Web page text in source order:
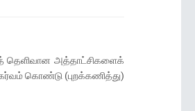
தெளிவான அத்தாட்சிகளைக்
கொண்டு (புறக்கணித்து)